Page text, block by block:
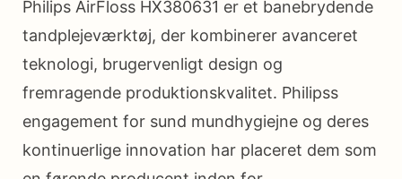
Philips AirFloss HX380631 er et banebrydende
tandplejeværktøj, der kombinerer avanceret
teknologi, brugervenligt design og
fremragende produktionskvalitet. Philipss
engagement for sund mundhygiejne og deres
kontinuerlige innovation har placeret dem som